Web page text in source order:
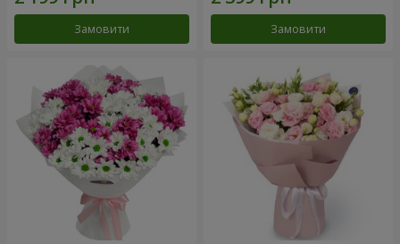
Замовити Замовити